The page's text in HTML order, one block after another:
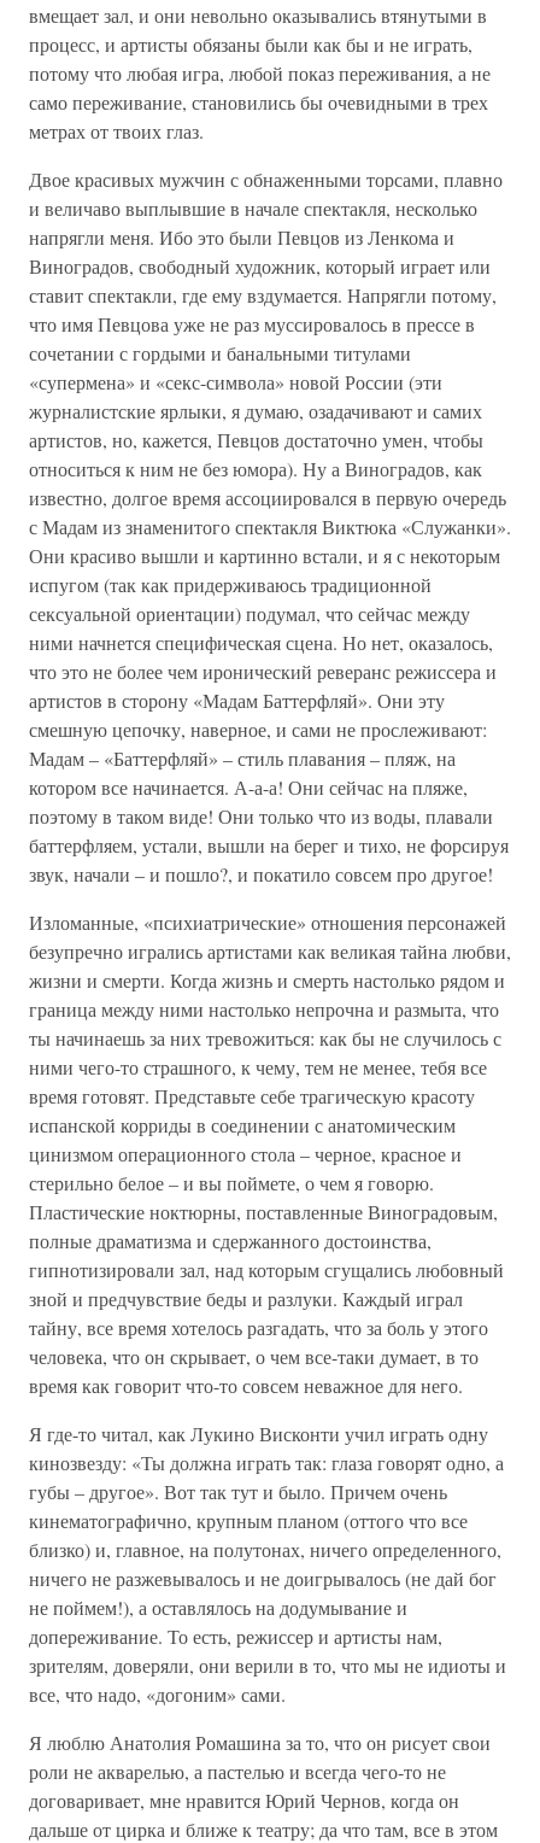
вмещает зал, и они невольно оказывались втянутыми в
процесс, и артисты обязаны были как бы и не играть,
потому что любая игра, любой показ переживания, а не
само переживание, становились бы очевидными в трех
метрах от твоих глаз.
Двое красивых мужчин с обнаженными торсами, плавно
и величаво выплывшие в начале спектакля, несколько
напрягли меня. Ибо это были Певцов из Ленкома и
Виноградов, свободный художник, который играет или
ставит спектакли, где ему вздумается. Напрягли потому,
что имя Певцова уже не раз муссировалось в прессе в
сочетании с гордыми и банальными титулами
«супермена» и «секс-символа» новой России (эти
журналистские ярлыки, я думаю, озадачивают и самих
артистов, но, кажется, Певцов достаточно умен, чтобы
относиться к ним не без юмора). Ну а Виноградов, как
известно, долгое время ассоциировался в первую очередь
с Мадам из знаменитого спектакля Виктюка «Служанки».
Они красиво вышли и картинно встали, и я с некоторым
испугом (так как придерживаюсь традиционной
сексуальной ориентации) подумал, что сейчас между
ними начнется специфическая сцена. Но нет, оказалось,
что это не более чем иронический реверанс режиссера и
артистов в сторону «Мадам Баттерфляй». Они эту
смешную цепочку, наверное, и сами не прослеживают:
Мадам – «Баттерфляй» – стиль плавания – пляж, на
котором все начинается. А-а-а! Они сейчас на пляже,
поэтому в таком виде! Они только что из воды, плавали
баттерфляем, устали, вышли на берег и тихо, не форсируя
звук, начали – и пошло?, и покатило совсем про другое!
Изломанные, «психиатрические» отношения персонажей
безупречно игрались артистами как великая тайна любви,
жизни и смерти. Когда жизнь и смерть настолько рядом и
граница между ними настолько непрочна и размыта, что
ты начинаешь за них тревожиться: как бы не случилось с
ними чего-то страшного, к чему, тем не менее, тебя все
время готовят. Представьте себе трагическую красоту
испанской корриды в соединении с анатомическим
цинизмом операционного стола – черное, красное и
стерильно белое – и вы поймете, о чем я говорю.
Пластические ноктюрны, поставленные Виноградовым,
полные драматизма и сдержанного достоинства,
гипнотизировали зал, над которым сгущались любовный
зной и предчувствие беды и разлуки. Каждый играл
тайну, все время хотелось разгадать, что за боль у этого
человека, что он скрывает, о чем все-таки думает, в то
время как говорит что-то совсем неважное для него.
Я где-то читал, как Лукино Висконти учил играть одну
кинозвезду: «Ты должна играть так: глаза говорят одно, а
губы – другое». Вот так тут и было. Причем очень
кинематографично, крупным планом (оттого что все
близко) и, главное, на полутонах, ничего определенного,
ничего не разжевывалось и не доигрывалось (не дай бог
не поймем!), а оставлялось на додумывание и
допереживание. То есть, режиссер и артисты нам,
зрителям, доверяли, они верили в то, что мы не идиоты и
все, что надо, «догоним» сами.
Я люблю Анатолия Ромашина за то, что он рисует свои
роли не акварелью, а пастелью и всегда чего-то не
договаривает, мне нравится Юрий Чернов, когда он
дальше от цирка и ближе к театру; да что там, все в этом